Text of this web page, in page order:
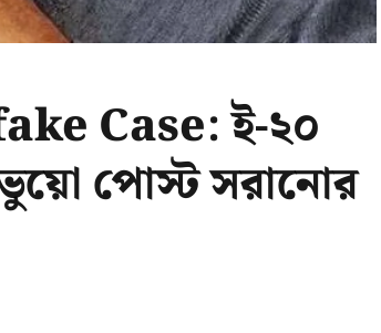
Case: ই-২০
পোস্ট সরানোর